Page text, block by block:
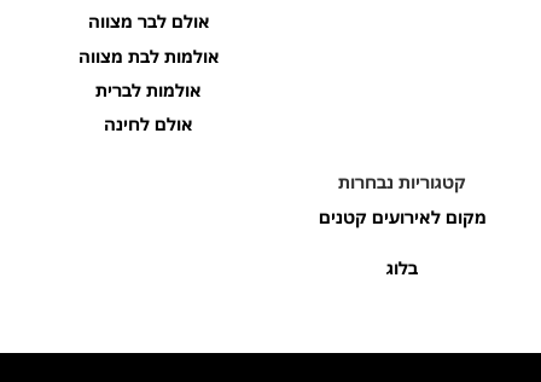
אולם לבר מצווה
אולמות לבת מצווה
אולמות לברית
אולם לחינה
קטגוריות נבחרות
מקום לאירועים קטנים
בלוג